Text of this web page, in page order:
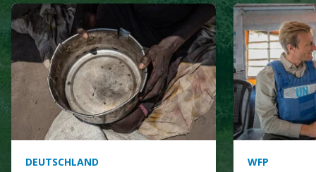
DEUTSCHLAND WFP